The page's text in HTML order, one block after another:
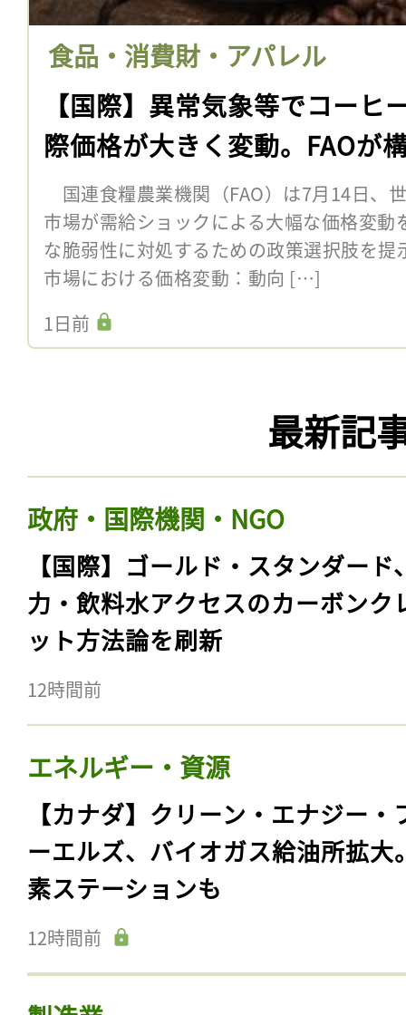
食品・消費財・アパレル
【国際】異常気象等でコーヒ
際価格が大きく変動。FAOが
国連食糧農業機関（FAO）は7月14日、
市場が需給ショックによる大幅な価格変動
な脆弱性に対処するための政策選択肢を
市場における価格変動：動向 […]
1日前
最新記
政府・国際機関・NGO
【国際】ゴールド・スタンダード
力・飲料水アクセスのカーボンク
ット方法論を刷新
12時間前
エネルギー・資源
【カナダ】クリーン・エナジー・
ーエルズ、バイオガス給油所拡大
素ステーションも
12時間前